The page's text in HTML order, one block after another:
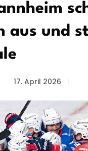
aus und
17. April 2026